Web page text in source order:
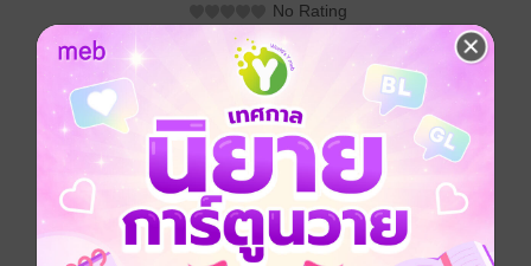
No Rating
อยากได้ ซื้อเป็นของขวัญ ติดตาม แชร์
พบกับเนื้อหาของการวางกลยุทธ์การตลาด ผ่านเครื่องมือ
Marketing Mix 4Ps ของแบรนด์ชั้นนำในตลาด พร้อมด้วย
เนื้อหาของสภาพแวดล้อมทางการตลาดพร้อมกับการมอง